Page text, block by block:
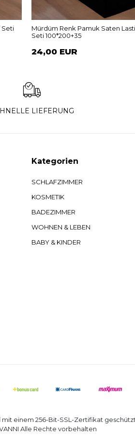
Seti
Mürdüm Renk Pamuk Saten
Seti 100*200+35
24,00 EUR
LIEFERUNG
Kategorien
SCHLAFZIMMER
KOSMETIK
BADEZIMMER
WOHNEN & LEBEN
BABY & KINDER
mit einem 256-Bit-SSL-Zertifikat
Alle Rechte vorbehalten